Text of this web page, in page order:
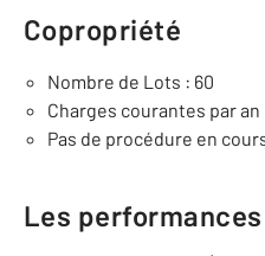
Copropriété
Nombre de Lots : 60
Charges courantes par an
Pas de procédure en
Les